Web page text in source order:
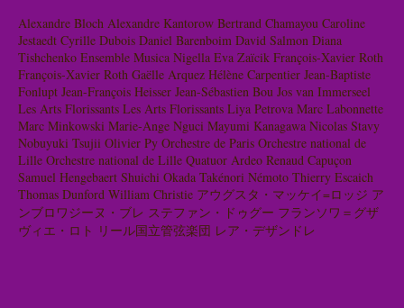
Alexandre Bloch Alexandre Kantorow Bertrand Chamayou Caroline
Jestaedt Cyrille Dubois Daniel Barenboim David Salmon Diana
Tishchenko Ensemble Musica Nigella Eva Zaïcik François-Xavier Roth
François-Xavier Roth Gaëlle Arquez Hélène Carpentier Jean-Baptiste
Fonlupt Jean-François Heisser Jean-Sébastien Bou Jos van Immerseel
Les Arts Florissants Les Arts Florissants Liya Petrova Marc Labonnette
Marc Minkowski Marie-Ange Nguci Mayumi Kanagawa Nicolas Stavy
Nobuyuki Tsujii Olivier Py Orchestre de Paris Orchestre national de
Lille Orchestre national de Lille Quatuor Ardeo Renaud Capuçon
Samuel Hengebaert Shuichi Okada Takénori Némoto Thierry Escaich
Thomas Dunford William Christie アウグスタ・マッケイ=ロッジ ア
ンブロワジーヌ・ブレ ステファン・ドゥグー フランソワ＝グザ
ヴィエ・ロト リール国立管弦楽団 レア・デザンドレ